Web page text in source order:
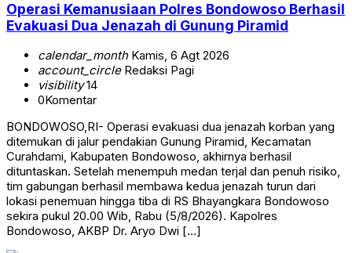
Operasi Kemanusiaan Polres Bondowoso Berhasil
Evakuasi Dua Jenazah di Gunung Piramid
calendar_monthKamis, 6 Agt 2026
account_circleRedaksi Pagi
visibility14
0Komentar
BONDOWOSO,RI- Operasi evakuasi dua jenazah korban yang
ditemukan di jalur pendakian Gunung Piramid, Kecamatan
Curahdami, Kabupaten Bondowoso, akhirnya berhasil
dituntaskan. Setelah menempuh medan terjal dan penuh risiko,
tim gabungan berhasil membawa kedua jenazah turun dari
lokasi penemuan hingga tiba di RS Bhayangkara Bondowoso
sekira pukul 20.00 Wib, Rabu (5/8/2026). Kapolres
Bondowoso, AKBP Dr. Aryo Dwi […]